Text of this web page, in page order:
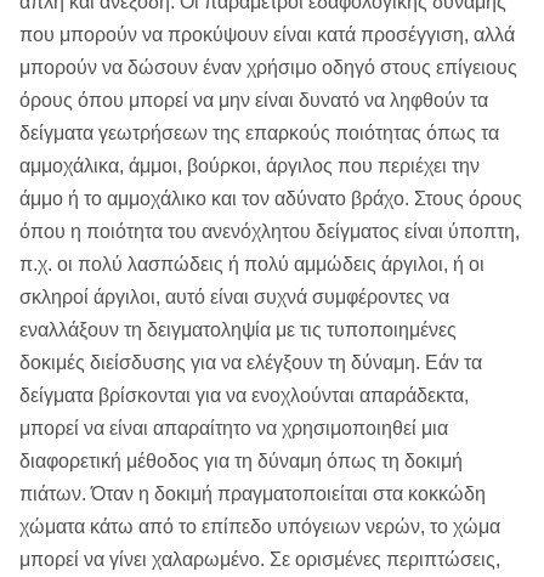
που μπορούν να προκύψουν είναι κατά προσέγγιση, αλλά
μπορούν να δώσουν έναν χρήσιμο οδηγό στους επίγειους
όρους όπου μπορεί να μην είναι δυνατό να ληφθούν τα
δείγματα γεωτρήσεων της επαρκούς ποιότητας όπως τα
αμμοχάλικα, άμμοι, βούρκοι, άργιλος που περιέχει την
άμμο ή το αμμοχάλικο και τον αδύνατο βράχο. Στους όρους
όπου η ποιότητα του ανενόχλητου δείγματος είναι ύποπτη,
π.χ. οι πολύ λασπώδεις ή πολύ αμμώδεις άργιλοι, ή οι
σκληροί άργιλοι, αυτό είναι συχνά συμφέροντες να
εναλλάξουν τη δειγματοληψία με τις τυποποιημένες
δοκιμές διείσδυσης για να ελέγξουν τη δύναμη. Εάν τα
δείγματα βρίσκονται για να ενοχλούνται απαράδεκτα,
μπορεί να είναι απαραίτητο να χρησιμοποιηθεί μια
διαφορετική μέθοδος για τη δύναμη όπως τη δοκιμή
πιάτων. Όταν η δοκιμή πραγματοποιείται στα κοκκώδη
χώματα κάτω από το επίπεδο υπόγειων νερών, το χώμα
μπορεί να γίνει χαλαρωμένο. Σε ορισμένες περιπτώσεις,